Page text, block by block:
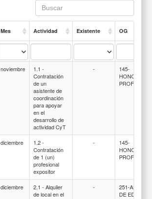
Mes Actividad Existente OG
noviembre
1.1 -
Contratación
de un
asistente de
coordinación
para apoyar
en el
desarrollo de
actividad CyT
-
145-
diciembre
1.2 -
Contratación
de 1 (un)
profesional
expositor
-
145-
diciembre
2.1 - Alquiler
de local en el
-
251-
DE